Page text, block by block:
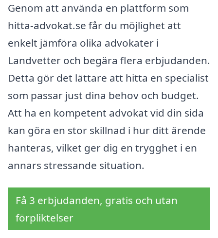
Genom att använda en plattform som
hitta-advokat.se får du möjlighet att
enkelt jämföra olika advokater i
Landvetter och begära flera erbjudanden.
Detta gör det lättare att hitta en specialist
som passar just dina behov och budget.
Att ha en kompetent advokat vid din sida
kan göra en stor skillnad i hur ditt ärende
hanteras, vilket ger dig en trygghet i en
annars stressande situation.
Få 3 erbjudanden, gratis och utan
förpliktelser